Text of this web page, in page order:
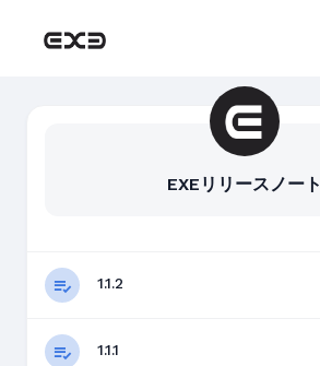
EXEリリースノート
1.1.2
1.1.1